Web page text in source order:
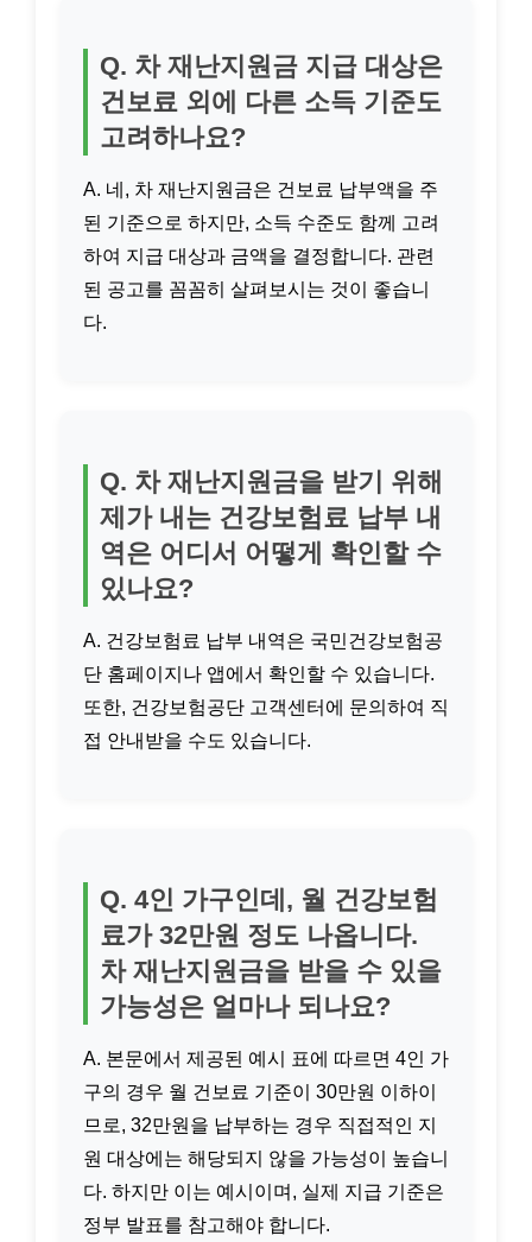
Q. 차 재난지원금 지급 대상은
건보료 외에 다른 소득 기준도
고려하나요?
A. 네, 차 재난지원금은 건보료 납부액을 주
된 기준으로 하지만, 소득 수준도 함께 고려
하여 지급 대상과 금액을 결정합니다. 관련
된 공고를 꼼꼼히 살펴보시는 것이 좋습니
다.
Q. 차 재난지원금을 받기 위해
제가 내는 건강보험료 납부 내
역은 어디서 어떻게 확인할 수
있나요?
A. 건강보험료 납부 내역은 국민건강보험공
단 홈페이지나 앱에서 확인할 수 있습니다.
또한, 건강보험공단 고객센터에 문의하여 직
접 안내받을 수도 있습니다.
Q. 4인 가구인데, 월 건강보험
료가 32만원 정도 나옵니다.
차 재난지원금을 받을 수 있을
가능성은 얼마나 되나요?
A. 본문에서 제공된 예시 표에 따르면 4인 가
구의 경우 월 건보료 기준이 30만원 이하이
므로, 32만원을 납부하는 경우 직접적인 지
원 대상에는 해당되지 않을 가능성이 높습니
다. 하지만 이는 예시이며, 실제 지급 기준은
정부 발표를 참고해야 합니다.